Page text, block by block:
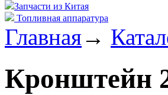
Запчасти из Китая
Топливная аппаратура
Главная→
Кронштейн